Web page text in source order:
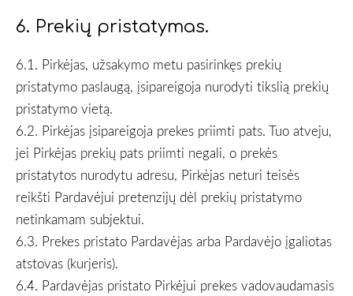
6. Prekių pristatymas.
6.1. Pirkėjas, užsakymo metu pasirinkęs prekių
pristatymo paslaugą, įsipareigoja nurodyti tikslią prekių
pristatymo vietą.
6.2. Pirkėjas įsipareigoja prekes priimti pats. Tuo atveju,
jei Pirkėjas prekių pats priimti negali, o prekės
pristatytos nurodytu adresu, Pirkėjas neturi teisės
reikšti Pardavėjui pretenzijų dėl prekių pristatymo
netinkamam subjektui.
6.3. Prekes pristato Pardavėjas arba Pardavėjo įgaliotas
atstovas (kurjeris).
6.4. Pardavėjas pristato Pirkėjui prekes vadovaudamasis